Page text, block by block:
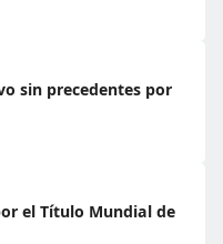
sin precedentes por
el Título Mundial de